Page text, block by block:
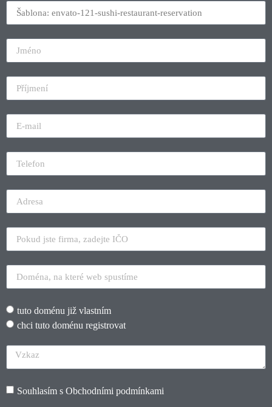
tuto doménu již vlastním
chci tuto doménu registrovat
Souhlasím s Obchodními podmínkami